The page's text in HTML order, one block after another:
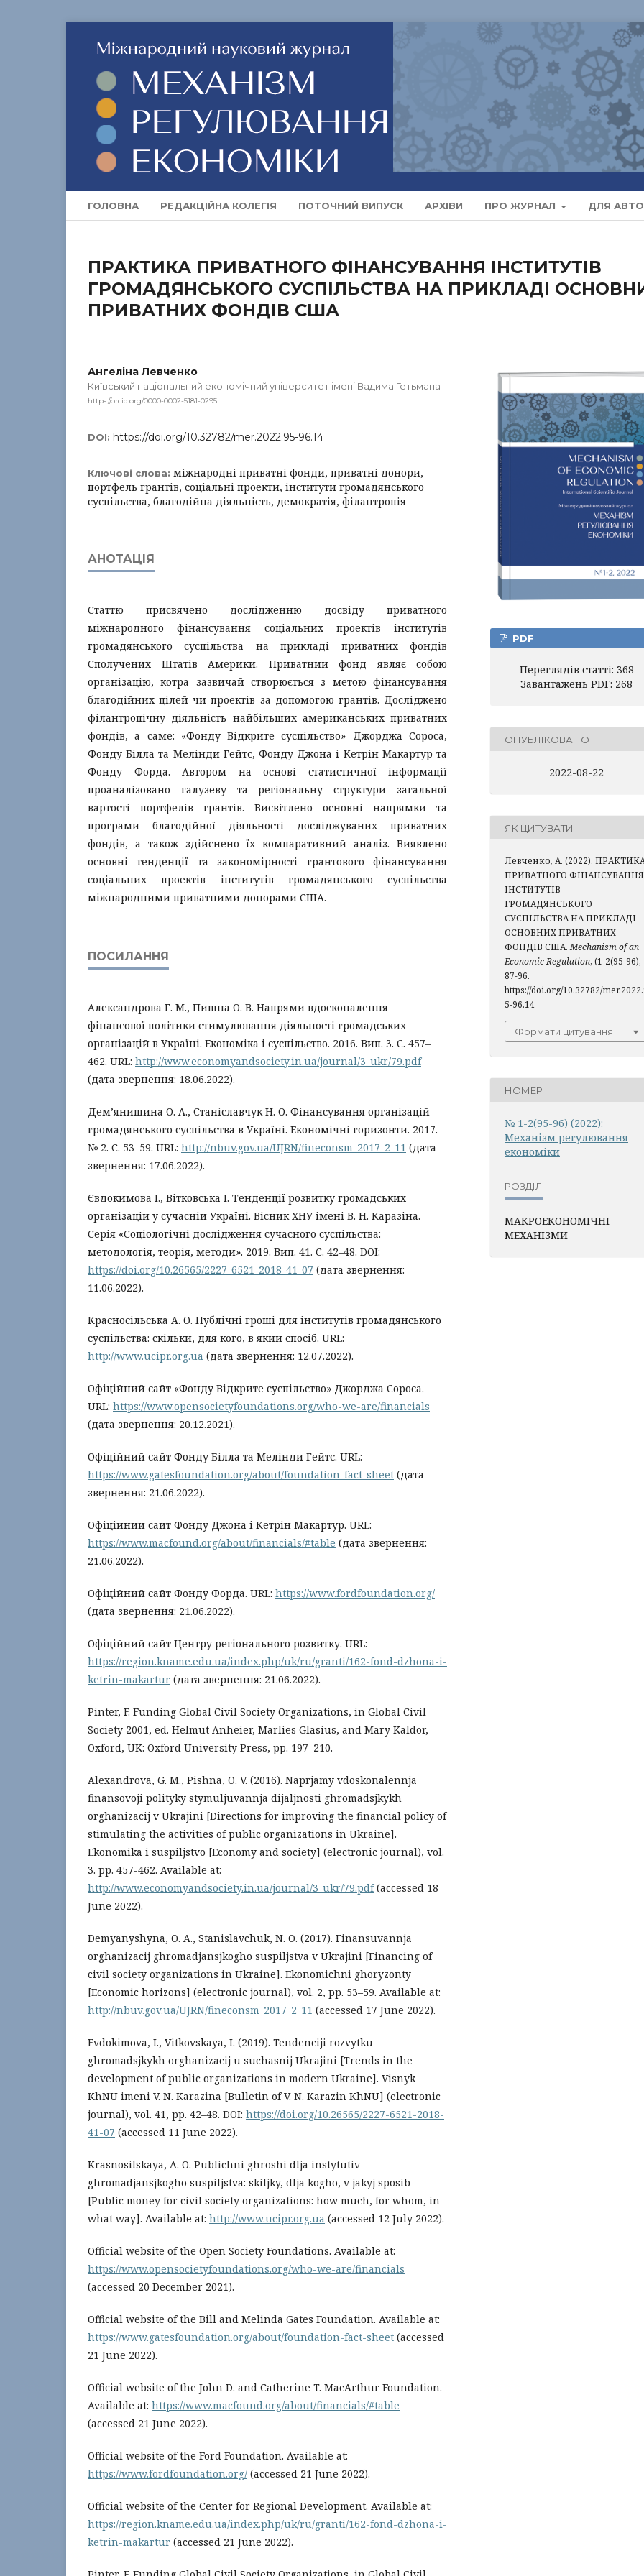
ГОЛОВНА РЕДАКЦІЙНА КОЛЕГІЯ ПОТОЧНИЙ ВИПУСК АРХІВИ ПРО ЖУРНАЛ ДЛЯ
ПРАКТИКА ПРИВАТНОГО ФІНАНСУВАННЯ ІНСТИТУТІВ
ГРОМАДЯНСЬКОГО СУСПІЛЬСТВА НА ПРИКЛАДІ
ПРИВАТНИХ ФОНДІВ США
Ангеліна Левченко
Київський національний економічний університет імені Вадима Гетьмана
https://orcid.org/0000-0002-5181-0295
DOI: https://doi.org/10.32782/mer.2022.95-96.14
Ключові слова: міжнародні приватні фонди, приватні донори,
портфель грантів, соціальні проекти, інститути громадянського
суспільства, благодійна діяльність, демократія, філантропія
АНОТАЦІЯ
Статтю присвячено дослідженню досвіду приватного
міжнародного фінансування соціальних проектів інститутів
громадянського суспільства на прикладі приватних фондів
Сполучених Штатів Америки. Приватний фонд являє собою
організацію, котра зазвичай створюється з метою фінансування
благодійних цілей чи проектів за допомогою грантів. Досліджено
філантропічну діяльність найбільших американських приватних
фондів, а саме: «Фонду Відкрите суспільство» Джорджа Сороса,
Фонду Білла та Мелінди Гейтс, Фонду Джона і Кетрін Макартур та
Фонду Форда. Автором на основі статистичної інформації
проаналізовано галузеву та регіональну структури загальної
вартості портфелів грантів. Висвітлено основні напрямки та
програми благодійної діяльності досліджуваних приватних
фондів, а також здійснено їх компаративний аналіз. Виявлено
основні тенденції та закономірності грантового фінансування
соціальних проектів інститутів громадянського суспільства
міжнародними приватними донорами США.
ПОСИЛАННЯ
Александрова Г. М., Пишна О. В. Напрями вдосконалення
фінансової політики стимулювання діяльності громадських
організацій в Україні. Економіка і суспільство. 2016. Вип. 3. С. 457–
462. URL: http://www.economyandsociety.in.ua/journal/3_ukr/79.pdf
(дата звернення: 18.06.2022).
Дем’янишина О. А., Станіславчук Н. О. Фінансування організацій
громадянського суспільства в Україні. Економічні горизонти. 2017.
№ 2. С. 53–59. URL: http://nbuv.gov.ua/UJRN/fineconsm_2017_2_11 (дата
звернення: 17.06.2022).
Євдокимова І., Вітковська І. Тенденції розвитку громадських
організацій у сучасній Україні. Вісник ХНУ імені В. Н. Каразіна.
Серія «Соціологічні дослідження сучасного суспільства:
методологія, теорія, методи». 2019. Вип. 41. С. 42–48. DOI:
https://doi.org/10.26565/2227-6521-2018-41-07 (дата звернення:
11.06.2022).
Красносільська А. О. Публічні гроші для інститутів громадянського
суспільства: скільки, для кого, в який спосіб. URL:
http://www.ucipr.org.ua (дата звернення: 12.07.2022).
Офіційний сайт «Фонду Відкрите суспільство» Джорджа Сороса.
URL: https://www.opensocietyfoundations.org/who-we-are/financials
(дата звернення: 20.12.2021).
Офіційний сайт Фонду Білла та Мелінди Гейтс. URL:
https://www.gatesfoundation.org/about/foundation-fact-sheet (дата
звернення: 21.06.2022).
Офіційний сайт Фонду Джона і Кетрін Макартур. URL:
https://www.macfound.org/about/financials/#table (дата звернення:
21.06.2022).
Офіційний сайт Фонду Форда. URL: https://www.fordfoundation.org/
(дата звернення: 21.06.2022).
Офіційний сайт Центру регіонального розвитку. URL:
https://region.kname.edu.ua/index.php/uk/ru/granti/162-fond-dzhona-i-
ketrin-makartur (дата звернення: 21.06.2022).
Pinter, F. Funding Global Civil Society Organizations, in Global Civil
Society 2001, ed. Helmut Anheier, Marlies Glasius, and Mary Kaldor,
Oxford, UK: Oxford University Press, pp. 197–210.
Alexandrova, G. M., Pishna, O. V. (2016). Naprjamy vdoskonalennja
finansovoji polityky stymuljuvannja dijaljnosti ghromadsjkykh
orghanizacij v Ukrajini [Directions for improving the financial policy of
stimulating the activities of public organizations in Ukraine].
Ekonomika i suspiljstvo [Economy and society] (electronic journal), vol.
3. pp. 457-462. Available at:
http://www.economyandsociety.in.ua/journal/3_ukr/79.pdf(accessed 18
June 2022).
Demyanyshyna, O. A., Stanislavchuk, N. O. (2017). Finansuvannja
orghanizacij ghromadjansjkogho suspiljstva v Ukrajini [Financing of
civil society organizations in Ukraine]. Ekonomichni ghoryzonty
[Economic horizons] (electronic journal), vol. 2, pp. 53–59. Available at:
http://nbuv.gov.ua/UJRN/fineconsm_2017_2_11 (accessed 17 June 2022).
Evdokimova, I., Vitkovskaya, I. (2019). Tendenciji rozvytku
ghromadsjkykh orghanizacij u suchasnij Ukrajini [Trends in the
development of public organizations in modern Ukraine]. Visnyk
KhNU imeni V. N. Karazina [Bulletin of V. N. Karazin KhNU] (electronic
journal), vol. 41, pp. 42–48. DOI: https://doi.org/10.26565/2227-6521-2018-
41-07 (accessed 11 June 2022).
Krasnosilskaya, A. O. Publichni ghroshi dlja instytutiv
ghromadjansjkogho suspiljstva: skiljky, dlja kogho, v jakyj sposib
[Public money for civil society organizations: how much, for whom, in
what way]. Available at: http://www.ucipr.org.ua (accessed 12 July 2022).
Official website of the Open Society Foundations. Available at:
https://www.opensocietyfoundations.org/who-we-are/financials
(accessed 20 December 2021).
Official website of the Bill and Melinda Gates Foundation. Available at:
https://www.gatesfoundation.org/about/foundation-fact-sheet (accessed
21 June 2022).
Official website of the John D. and Catherine T. MacArthur Foundation.
Available at: https://www.macfound.org/about/financials/#table
(accessed 21 June 2022).
Official website of the Ford Foundation. Available at:
https://www.fordfoundation.org/ (accessed 21 June 2022).
Official website of the Center for Regional Development. Available at:
https://region.kname.edu.ua/index.php/uk/ru/granti/162-fond-dzhona-i-
ketrin-makartur (accessed 21 June 2022).
PDF
Переглядів статті: 368
Завантажень PDF: 268
ОПУБЛІКОВАНО
2022-08-22
ЯК ЦИТУВАТИ
Левченко, А. (2022).
ПРИВАТНОГО ФІНАНСУВАННЯ
ІНСТИТУТІВ
ГРОМАДЯНСЬКОГО
СУСПІЛЬСТВА НА ПРИКЛАДІ
ОСНОВНИХ ПРИВАТНИХ
ФОНДІВ США.Mechanism of an
Economic Regulation, (1-2(95-96),
87-96.
https://doi.org/10.32782/
5-96.14
Формати цитування
НОМЕР
№ 1-2(95-96) (2022):
Механiзм регулювання
економiки
РОЗДІЛ
МАКРОЕКОНОМІЧНІ
МЕХАНІЗМИ